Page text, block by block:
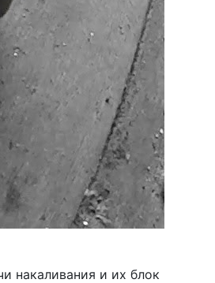
накаливания и их блок